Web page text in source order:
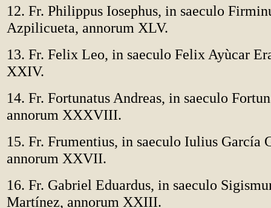
12. Fr. Philippus Iosephus, in saeculo
Azpilicueta, annorum XLV.
13. Fr. Felix Leo, in saeculo Felix Ayùcar
XXIV.
14. Fr. Fortunatus Andreas, in saeculo
annorum XXXVIII.
15. Fr. Frumentius, in saeculo Iulius García
annorum XXVII.
16. Fr. Gabriel Eduardus, in saeculo
Martínez, annorum XXIII.